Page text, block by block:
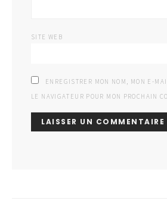
SITE WEB
ENREGISTRER MON NOM, MON E-
LE NAVIGATEUR POUR MON PROCHAIN